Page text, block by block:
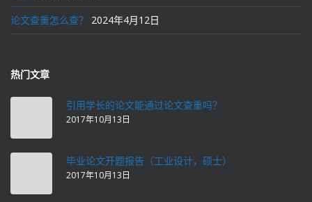
论文查重怎么查？ 2024年4月12日
热门文章
引用学长的论文能通过论文查重吗？
2017年10月13日
毕业论文开题报告（工业设计，硕士）
2017年10月13日